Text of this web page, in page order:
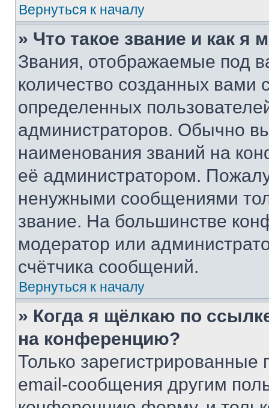
Вернуться к началу
» Что такое звание и как я
Звания, отображаемые под
количество созданных
определенных
администраторов. Обычно
наименования званий на
её администратором.
ненужными сообщениями
звание. На большинстве
модератор или
счётчика сообщений.
Вернуться к началу
» Когда я щёлкаю по
на конференцию?
Только зарегистрированные
email-сообщения другим